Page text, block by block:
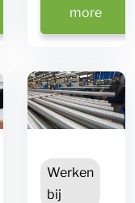
more
Werken
bij